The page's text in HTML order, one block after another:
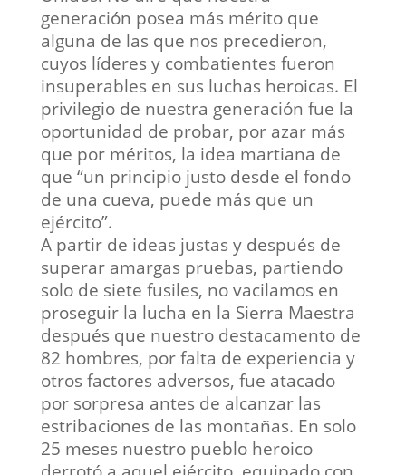
generación posea más mérito que
alguna de las que nos precedieron,
cuyos líderes y combatientes fueron
insuperables en sus luchas heroicas. El
privilegio de nuestra generación fue la
oportunidad de probar, por azar más
que por méritos, la idea martiana de
que “un principio justo desde el fondo
de una cueva, puede más que un
ejército”.
A partir de ideas justas y después de
superar amargas pruebas, partiendo
solo de siete fusiles, no vacilamos en
proseguir la lucha en la Sierra Maestra
después que nuestro destacamento de
82 hombres, por falta de experiencia y
otros factores adversos, fue atacado
por sorpresa antes de alcanzar las
estribaciones de las montañas. En solo
25 meses nuestro pueblo heroico